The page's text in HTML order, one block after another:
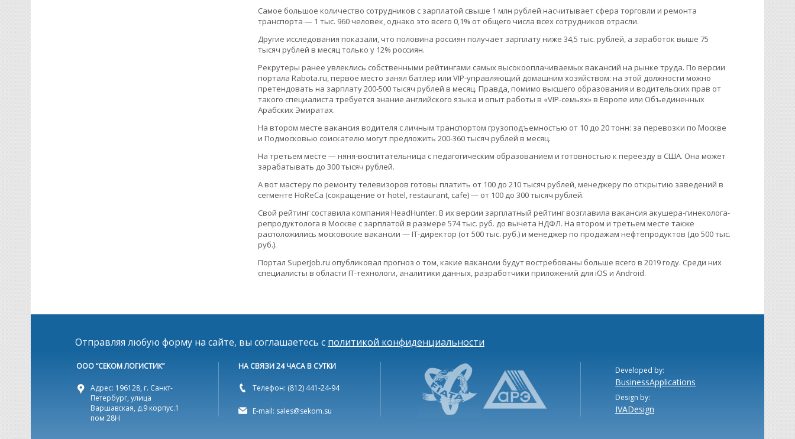
Самое большое количество сотрудников с зарплатой свыше 1 млн рублей насчитывает сфера торговли и ремонта
транспорта — 1 тыс. 960 человек, однако это всего 0,1% от общего числа всех сотрудников отрасли.
Другие исследования показали, что половина россиян получает зарплату ниже 34,5 тыс. рублей, а заработок выше 75
тысяч рублей в месяц только у 12% россиян.
Рекрутеры ранее увлеклись собственными рейтингами самых высокооплачиваемых вакансий на рынке труда. По версии
портала Rabota.ru, первое место занял батлер или VIP-управляющий домашним хозяйством: на этой должности можно
претендовать на зарплату 200-500 тысяч рублей в месяц. Правда, помимо высшего образования и водительских прав от
такого специалиста требуется знание английского языка и опыт работы в «VIP-семьях» в Европе или Объединенных
Арабских Эмиратах.
На втором месте вакансия водителя с личным транспортом грузоподъемностью от 10 до 20 тонн: за перевозки по Москве
и Подмосковью соискателю могут предложить 200-360 тысяч рублей в месяц.
На третьем месте — няня-воспитательница с педагогическим образованием и готовностью к переезду в США. Она может
зарабатывать до 300 тысяч рублей.
А вот мастеру по ремонту телевизоров готовы платить от 100 до 210 тысяч рублей, менеджеру по открытию заведений в
сегменте HoReCa (сокращение от hotel, restaurant, cafe) — от 100 до 300 тысяч рублей.
Свой рейтинг составила компания HeadHunter. В их версии зарплатный рейтинг возглавила вакансия акушера-гинеколога-
репродуктолога в Москве с зарплатой в размере 574 тыс. руб. до вычета НДФЛ. На втором и третьем месте также
расположились московские вакансии — IT-директор (от 500 тыс. руб.) и менеджер по продажам нефтепродуктов (до 500 тыс.
руб.).
Портал SuperJob.ru опубликовал прогноз о том, какие вакансии будут востребованы больше всего в 2019 году. Среди них
специалисты в области IT-технологи, аналитики данных, разработчики приложений для iOS и Android.
Отправляя любую форму на сайте, вы соглашаетесь с политикой конфиденциальности
ООО “СЕКОМ ЛОГИСТИК”
Адрес: 196128, г. Санкт-
Петербург, улица
Варшавская, д.9 корпус.1
пом 28Н
НА СВЯЗИ 24 ЧАСА В СУТКИ
Телефон: (812) 441-24-94
E-mail: sales@sekom.su
Developed by:
BusinessApplications
Design by:
IVADesign